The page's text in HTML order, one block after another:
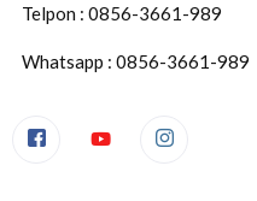
Telpon : 0856-3661-989
Whatsapp : 0856-3661-989